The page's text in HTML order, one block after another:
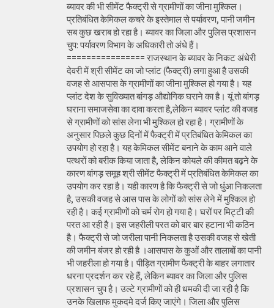
ब्यावर की भी सीमेंट फैक्ट्री से ग्रामीणों का जीना मुश्किल।
प्रतिबंधित केमिकल कचरे के इस्तेमाल से पर्यावरण, पानी जमीन
सब कुछ खराब हो रहा है। ब्यावर का जिला और पुलिस प्रशासन
चुप: पर्यावरण विभाग के अधिकारी तो अंधे हैं।
================ राजस्थान के ब्यावर के निकट अंधेरी
देवरी में श्री सीमेंट का जो प्लांट (फैक्ट्री) लगा हुआ है उसकी
वजह से आसपास के ग्रामीणों का जीना मुश्किल हो गया है। यह
प्लांट देश के सुविख्यात बांगड़ औद्योगिक घराने का है। यूं तो बांगड़
घराना समाजसेवा का दावा करता है,लेकिन ब्यावर प्लांट की वजह
से ग्रामीणों को सांस लेना भी मुश्किल हो रहा है। ग्रामीणों के
अनुसार पिछले कुछ दिनों में फैक्ट्री में प्रतिबंधित केमिकल का
उपयोग हो रहा है। यह केमिकल सीमेंट बनाने के काम आने वाले
पत्थरों को बरीक किया जाता है, लेकिन कोयले की कीमत बढ़ने के
कारण बांगड़ समूह श्री सीमेंट फैक्ट्री में प्रतिबंधित केमिकल का
उपयोग कर रहा है। यही कारण है कि फैक्ट्री से जो धुंआ निकलता
है, उसकी वजह से आस पास के लोगों को सांस लेने में मुश्किल हो
रही है। कई ग्रामीणों को चर्म रोग हो गया है। घरों पर मिट्टी की
परत आ रही है। इस जहरीली परत को बार बार हटाना भी कठिन
है। फैक्ट्री से जो जरीला पानी निकलता है उसकी वजह से खेती
की जमीन बंजर हो रही है ।आसपास के कुओं और तालाबों का पानी
भी जहरीला हो गया है। पीड़ित ग्रामीण फैक्ट्री के बाहर लगातार
धरना प्रदर्शन कर रहे हैं, लेकिन ब्यावर का जिला और पुलिस
प्रशासन चुप है। उल्टे ग्रामीणों को ही धमकी दी जा रही है कि
उनके खिलाफ मुकदमे दर्ज किए जाएंगे। जिला और पुलिस